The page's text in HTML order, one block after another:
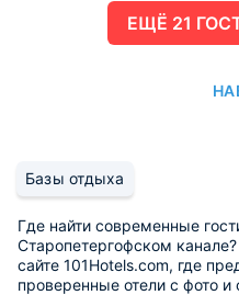
ЕЩË
Базы отдыха
Где найти современные
Старопетергофском
сайте 101Hotels.com, где
проверенные отели с фото и